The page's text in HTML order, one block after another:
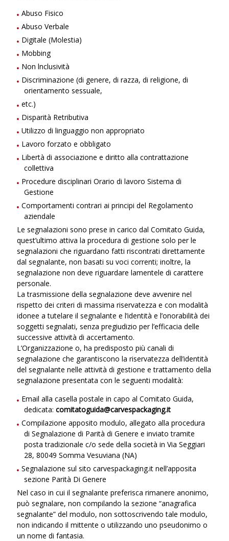
Abuso Fisico
Abuso Verbale
Digitale (Molestia)
Mobbing
Non lnclusività
Discriminazione (di genere, di razza, di religione, di
orientamento sessuale,
etc.)
Disparità Retributiva
Utilizzo di linguaggio non appropriato
Lavoro forzato e obbligato
Libertà di associazione e diritto alla contrattazione
collettiva
Procedure disciplinari Orario di lavoro Sistema di
Gestione
Comportamenti contrari ai principi del Regolamento
aziendale
Le segnalazioni sono prese in carico dal Comitato Guida,
quest’ultimo attiva la procedura di gestione solo per le
segnalazioni che riguardano fatti riscontrati direttamente
dal segnalante, non basati su voci correnti; inoltre, la
segnalazione non deve riguardare lamentele di carattere
personale.
La trasmissione della segnalazione deve avvenire nel
rispetto dei criteri di massima riservatezza e con modalità
idonee a tutelare il segnalante e l’identità e l’onorabilità dei
soggetti segnalati, senza pregiudizio per l’efficacia delle
successive attività di accertamento.
L’Organizzazione o, ha predisposto più canali di
segnalazione che garantiscono la riservatezza dell’identità
del segnalante nelle attività di gestione e trattamento della
segnalazione presentata con le seguenti modalità:
Email alla casella postale in capo al Comitato Guida,
dedicata: comitatoguida@carvespackaging.it
Compilazione apposito modulo, allegato alla procedura
di Segnalazione di Parità di Genere e inviato tramite
posta tradizionale c/o sede della società in Via Seggiari
28, 80049 Somma Vesuviana (NA)
Segnalazione sul sito carvespackaging.itnell’apposita
sezione Parità Di Genere
Nel caso in cui il segnalante preferisca rimanere anonimo,
può segnalare, non compilando la sezione “anagrafica
segnalante” del modulo, non sottoscrivendo tale modulo,
non indicando il mittente o utilizzando uno pseudonimo o
un nome di fantasia.